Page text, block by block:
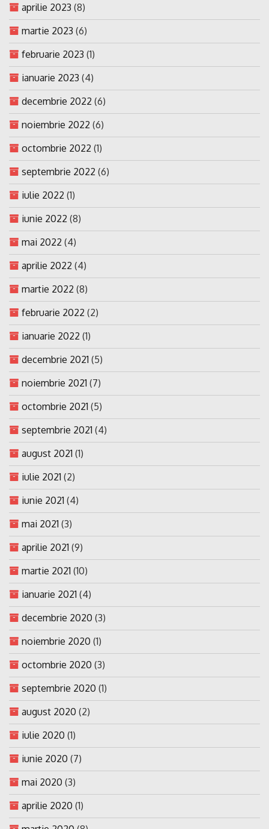
aprilie 2023 (8)
martie 2023 (6)
februarie 2023 (1)
ianuarie 2023 (4)
decembrie 2022 (6)
noiembrie 2022 (6)
octombrie 2022 (1)
septembrie 2022 (6)
iulie 2022 (1)
iunie 2022 (8)
mai 2022 (4)
aprilie 2022 (4)
martie 2022 (8)
februarie 2022 (2)
ianuarie 2022 (1)
decembrie 2021 (5)
noiembrie 2021 (7)
octombrie 2021 (5)
septembrie 2021 (4)
august 2021 (1)
iulie 2021 (2)
iunie 2021 (4)
mai 2021 (3)
aprilie 2021 (9)
martie 2021 (10)
ianuarie 2021 (4)
decembrie 2020 (3)
noiembrie 2020 (1)
octombrie 2020 (3)
septembrie 2020 (1)
august 2020 (2)
iulie 2020 (1)
iunie 2020 (7)
mai 2020 (3)
aprilie 2020 (1)